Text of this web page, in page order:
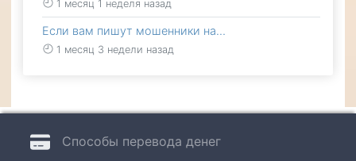
1 месяц 1 неделя назад
Если вам пишут мошенники на…
1 месяц 3 недели назад
Способы перевода денег